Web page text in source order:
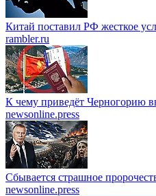
Китай поставил РФ жесткое
rambler.ru
К чему приведёт Черногорию
newsonline.press
Сбывается страшное
newsonline.press